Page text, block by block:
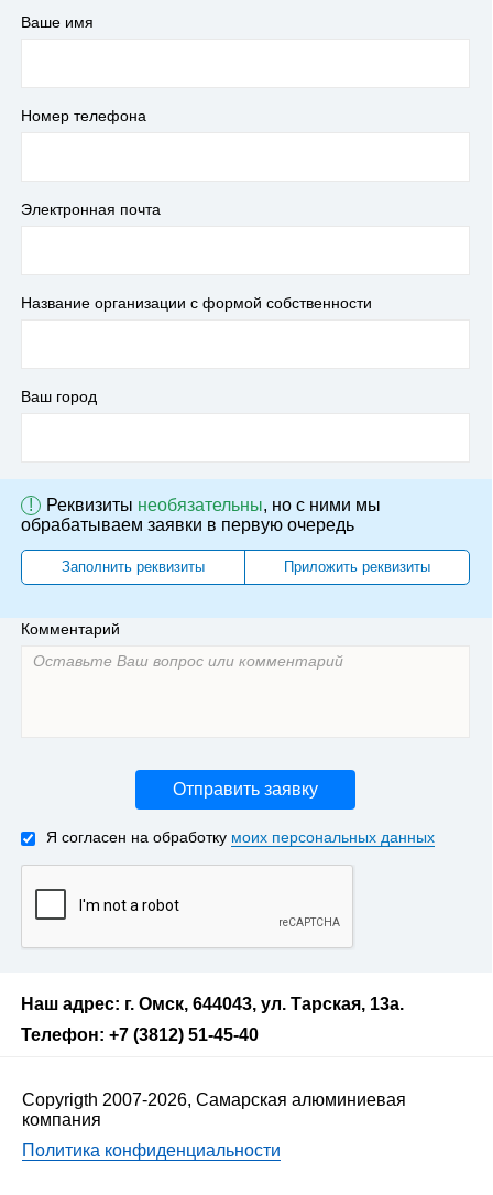
Ваше имя
Номер телефона
Электронная почта
Название организации с формой собственности
Ваш город
! Реквизиты необязательны, но с ними мы
обрабатываем заявки в первую очередь
Заполнить реквизиты Приложить реквизиты
Комментарий
Отправить заявку
Я согласен на обработку моих персональных данных
Наш адрес: г. Омск, 644043, ул. Тарская, 13а.
Телефон: +7 (3812) 51-45-40
Copyrigth 2007-2026, Самарская алюминиевая
компания
Политика конфиденциальности